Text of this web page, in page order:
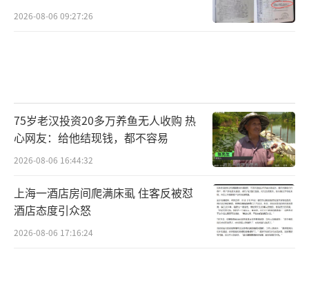
2026-08-06 09:27:26
75岁老汉投资20多万养鱼无人收购 热
心网友：给他结现钱，都不容易
2026-08-06 16:44:32
上海一酒店房间爬满床虱 住客反被怼
酒店态度引众怒
2026-08-06 17:16:24